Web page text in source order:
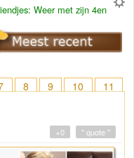
Weer met zijn 4en
8 9 10
11
" quote "
+0